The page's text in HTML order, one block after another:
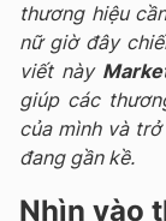
thương hiệu
nữ giờ đây
viết này
giúp các
của mình và
đang gần kề.
Nhìn vào